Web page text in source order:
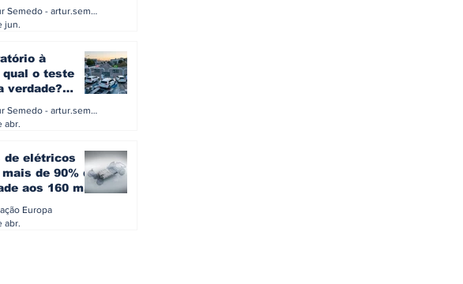
Artur Semedo - artur.semedo@publiracing.pt
jun.
à
qual o teste
verdade?
Artur Semedo - artur.semedo@publiracing.pt
abr.
de elétricos
de 90% da
aos 160 mil
Europa
abr.